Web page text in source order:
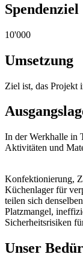
Spendenziel
10'000
Umsetzung
Ziel ist, das Projekt
In der Werkhalle in
Aktivitäten und
Konfektionierung,
Küchenlager für
teilen sich
Platzmangel,
Sicherheitsrisiken
Unser